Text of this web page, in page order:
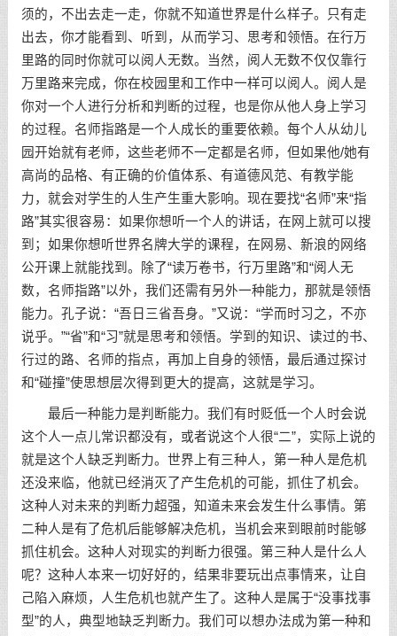
须的，不出去走一走，你就不知道世界是什么样子。只有走
出去，你才能看到、听到，从而学习、思考和领悟。在行万
里路的同时你就可以阅人无数。当然，阅人无数不仅仅靠行
万里路来完成，你在校园里和工作中一样可以阅人。阅人是
你对一个人进行分析和判断的过程，也是你从他人身上学习
的过程。名师指路是一个人成长的重要依赖。每个人从幼儿
园开始就有老师，这些老师不一定都是名师，但如果他/她有
高尚的品格、有正确的价值体系、有道德风范、有教学能
力，就会对学生的人生产生重大影响。现在要找“名师”来“指
路”其实很容易：如果你想听一个人的讲话，在网上就可以搜
到；如果你想听世界名牌大学的课程，在网易、新浪的网络
公开课上就能找到。除了“读万卷书，行万里路”和“阅人无
数，名师指路”以外，我们还需有另外一种能力，那就是领悟
能力。孔子说：“吾日三省吾身。”又说：“学而时习之，不亦
说乎。”“省”和“习”就是思考和领悟。学到的知识、读过的书、
行过的路、名师的指点，再加上自身的领悟，最后通过探讨
和“碰撞”使思想层次得到更大的提高，这就是学习。
最后一种能力是判断能力。我们有时贬低一个人时会说
这个人一点儿常识都没有，或者说这个人很“二”，实际上说的
就是这个人缺乏判断力。世界上有三种人，第一种人是危机
还没来临，他就已经消灭了产生危机的可能，抓住了机会。
这种人对未来的判断力超强，知道未来会发生什么事情。第
二种人是有了危机后能够解决危机，当机会来到眼前时能够
抓住机会。这种人对现实的判断力很强。第三种人是什么人
呢？这种人本来一切好好的，结果非要玩出点事情来，让自
己陷入麻烦，人生危机也就产生了。这种人是属于“没事找事
型”的人，典型地缺乏判断力。我们可以想办法成为第一种和